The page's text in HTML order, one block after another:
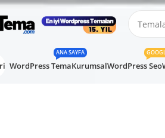
WordPress Tema
ANA SAYFA
KurumsalWordPress Seo